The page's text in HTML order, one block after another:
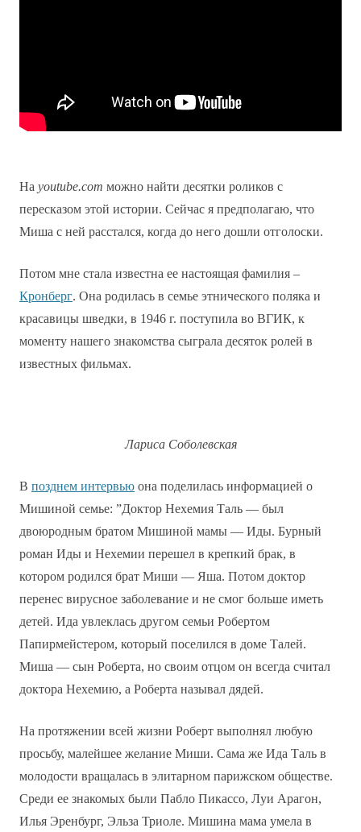
На youtube.com можно найти десятки роликов с
пересказом этой истории. Сейчас я предполагаю, что
Миша с ней расстался, когда до него дошли отголоски.
Потом мне стала известна ее настоящая фамилия –
Кронберг. Она родилась в семье этнического поляка и
красавицы шведки, в 1946 г. поступила во ВГИК, к
моменту нашего знакомства сыграла десяток ролей в
известных фильмах.
Лариса Соболевская
В позднем интервью она поделилась информацией о
Мишиной семье: ”Доктор Нехемия Таль — был
двоюродным братом Мишиной мамы — Иды. Бурный
роман Иды и Нехемии перешел в крепкий брак, в
котором родился брат Миши — Яша. Потом доктор
перенес вирусное заболевание и не смог больше иметь
детей. Ида увлеклась другом семьи Робертом
Папирмейстером, который поселился в доме Талей.
Миша — сын Роберта, но своим отцом он всегда считал
доктора Нехемию, а Роберта называл дядей.
На протяжении всей жизни Роберт выполнял любую
просьбу, малейшее желание Миши. Сама же Ида Таль в
молодости вращалась в элитарном парижском обществе.
Среди ее знакомых были Пабло Пикассо, Луи Арагон,
Илья Эренбург, Эльза Триоле. Мишина мама умела в